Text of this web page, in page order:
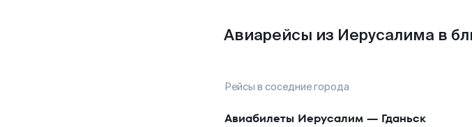
Авиарейсы из Иерусалима в
Рейсы в соседние города
Авиабилеты Иерусалим — Гданьск